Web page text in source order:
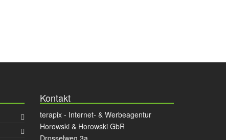
Kontakt
terapix - Internet- & Werbeagentur
Horowski & Horowski GbR
Drosselweg 3a